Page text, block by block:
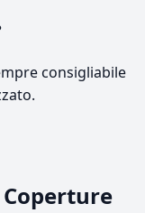
consigliabile